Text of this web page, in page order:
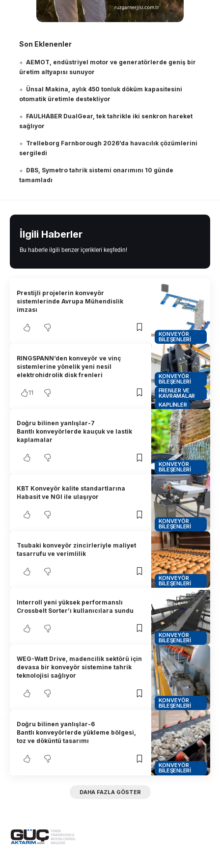
Son Eklenenler
AEMOT, endüstriyel motor ve generatörlerde geniş bir
üretim altyapısı sunuyor
Ünsal Makina, aylık 450 tonluk döküm kapasitesini
otomatik üretimle destekliyor
FAULHABER DualGear, tek tahrikle iki senkron hareket
sağlıyor
Trelleborg Farnborough 2026’da havacılık çözümlerini
sergiledi
DBS, Symetro tahrik sistemi onarımını 10 günde
tamamladı
İlgili Haberler
Bu haberle ilgili benzer içerikleri keşfedin!
KONVEYÖR
BILEŞENLERI
Prestijli projelerin konveyör
sistemlerinde Avrupa Mühendislik
imzası
KONVEYÖR
BILEŞENLERI
FRENLER VE
KAVRAMALAR
KAPLINLER
RINGSPANN’den konveyör ve vinç
sistemlerine yönelik yeni nesil
elektrohidrolik disk frenleri
11
KONVEYÖR
BILEŞENLERI
Doğru bilinen yanlışlar-7
Bantlı konveyörlerde kauçuk ve lastik
kaplamalar
KONVEYÖR
BILEŞENLERI
KBT Konveyör kalite standartlarına
Habasit ve NGI ile ulaşıyor
KONVEYÖR
BILEŞENLERI
Tsubaki konveyör zincirleriyle maliyet
tasarrufu ve verimlilik
KONVEYÖR
BILEŞENLERI
Interroll yeni yüksek performanslı
Crossbelt Sorter’ı kullanıcılara sundu
KONVEYÖR
BILEŞENLERI
WEG-Watt Drive, madencilik sektörü için
devasa bir konveyör sistemine tahrik
teknolojisi sağlıyor
KONVEYÖR
BILEŞENLERI
Doğru bilinen yanlışlar-6
Bantlı konveyörlerde yükleme bölgesi,
toz ve döküntü tasarımı
DAHA FAZLA GÖSTER